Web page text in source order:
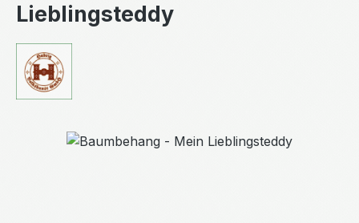
Lieblingsteddy
Bildergalerie überspringen